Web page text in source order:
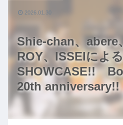
Shie-chan、abere
ROY、ISSEIによ
SHOWCASE!!
20th anniversary!!
2026.01.30